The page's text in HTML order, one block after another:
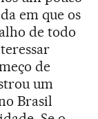
em que os
de todo
de
um
Brasil